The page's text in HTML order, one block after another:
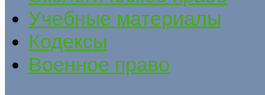
Учебные материалы
Кодексы
Военное право